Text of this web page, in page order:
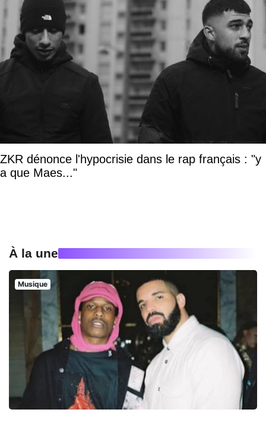
ZKR dénonce l'hypocrisie dans le rap français : "y
a que Maes..."
À la une
Musique